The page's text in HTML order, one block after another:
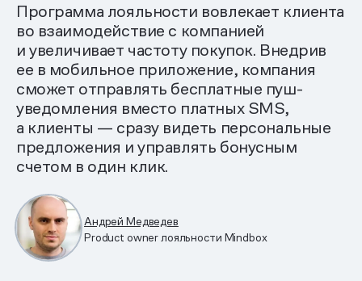
Программа лояльности вовлекает клиента
во взаимодействие с компанией
и увеличивает частоту покупок. Внедрив
ее в мобильное приложение, компания
сможет отправлять бесплатные пуш-
уведомления вместо платных SMS,
а клиенты — сразу видеть персональные
предложения и управлять бонусным
счетом в один клик.
Андрей Медведев
Product owner лояльности Mindbox